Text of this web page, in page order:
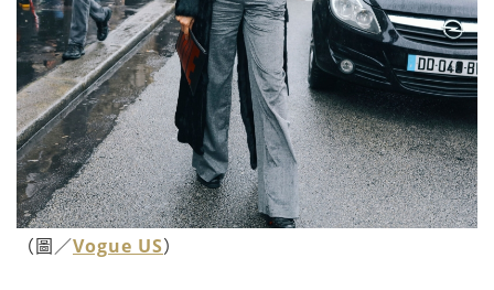
（圖／Vogue US）